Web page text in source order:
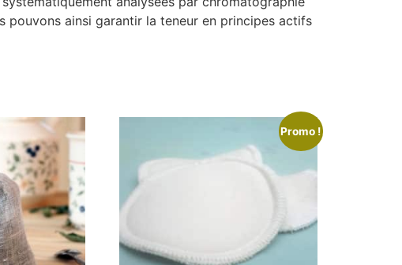
pouvons ainsi garantir la teneur en principes actifs
Promo !